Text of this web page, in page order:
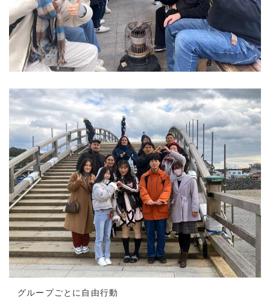
グループごとに自由行動